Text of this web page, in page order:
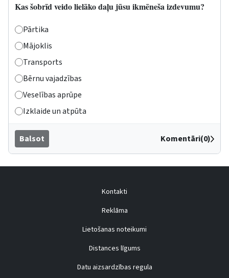
Kas šobrīd veido lielāko daļu jūsu ikmēneša izdevumu?
Pārtika
Mājoklis
Transports
Bērnu vajadzības
Veselības aprūpe
Izklaide un atpūta
Balsot Komentāri(0)
Kontakti
Reklāma
Lietošanas noteikumi
Distances līgums
Datu aizsardzības regula